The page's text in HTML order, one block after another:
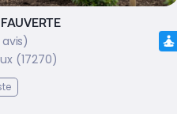
avis)
(17270)